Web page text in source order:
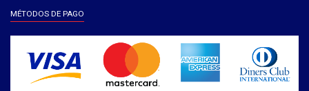
MÉTODOS DE PAGO